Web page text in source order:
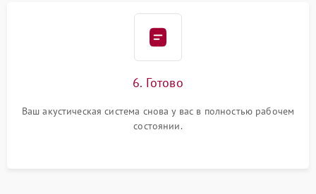
6. Готово
Ваш акустическая система снова у вас в полностью рабочем
состоянии.